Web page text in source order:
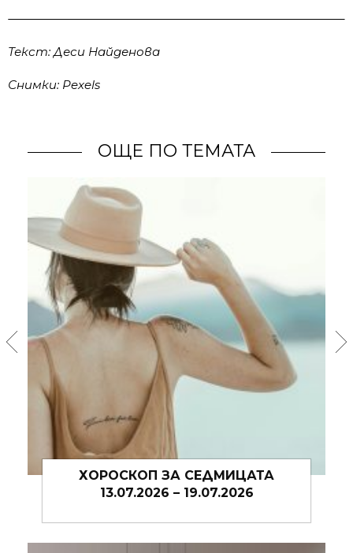
Текст: Деси Найденова
Снимки: Pexels
ОЩЕ ПО ТЕМАТА
КОЙ Е КОКТЕЙЛЪТ НА ЛЯТО 2026?